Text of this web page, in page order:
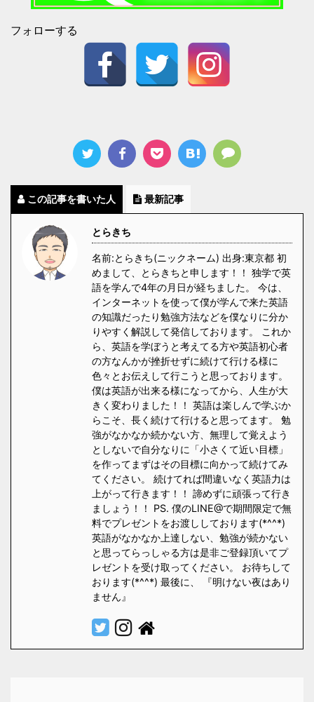
フォローする
この記事を書いた人 最新記事
とらきち
名前:とらきち(ニックネーム) 出身:東京都 初
めまして、とらきちと申します！！ 独学で英
語を学んで4年の月日が経ちました。 今は、
インターネットを使って僕が学んで来た英語
の知識だったり勉強方法などを僕なりに分か
りやすく解説して発信しております。 これか
ら、英語を学ぼうと考えてる方や英語初心者
の方なんかが挫折せずに続けて行ける様に
色々とお伝えして行こうと思っております。
僕は英語が出来る様になってから、人生が大
きく変わりました！！ 英語は楽しんで学ぶか
らこそ、長く続けて行けると思ってます。 勉
強がなかなか続かない方、無理して覚えよう
としないで自分なりに「小さくて近い目標」
を作ってまずはその目標に向かって続けてみ
てください。 続けてれば間違いなく英語力は
上がって行きます！！ 諦めずに頑張って行き
ましょう！！ PS. 僕のLINE@で期間限定で無
料でプレゼントをお渡ししております(*^^*)
英語がなかなか上達しない、勉強が続かない
と思ってらっしゃる方は是非ご登録頂いてプ
レゼントを受け取ってください。 お待ちして
おります(*^^*) 最後に、 『明けない夜はあり
ません』